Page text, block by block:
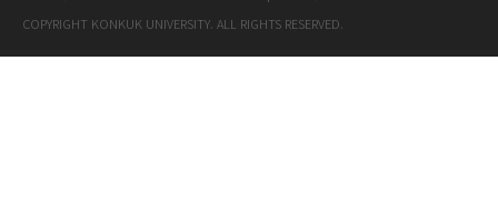
COPYRIGHT KONKUK UNIVERSITY. ALL RIGHTS RESERVED.